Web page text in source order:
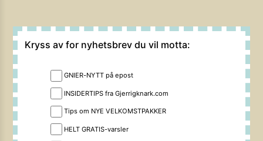
Kryss av for nyhetsbrev du vil motta:
GNIER-NYTT på epost
INSIDERTIPS fra Gjerrigknark.com
Tips om NYE VELKOMSTPAKKER
HELT GRATIS-varsler